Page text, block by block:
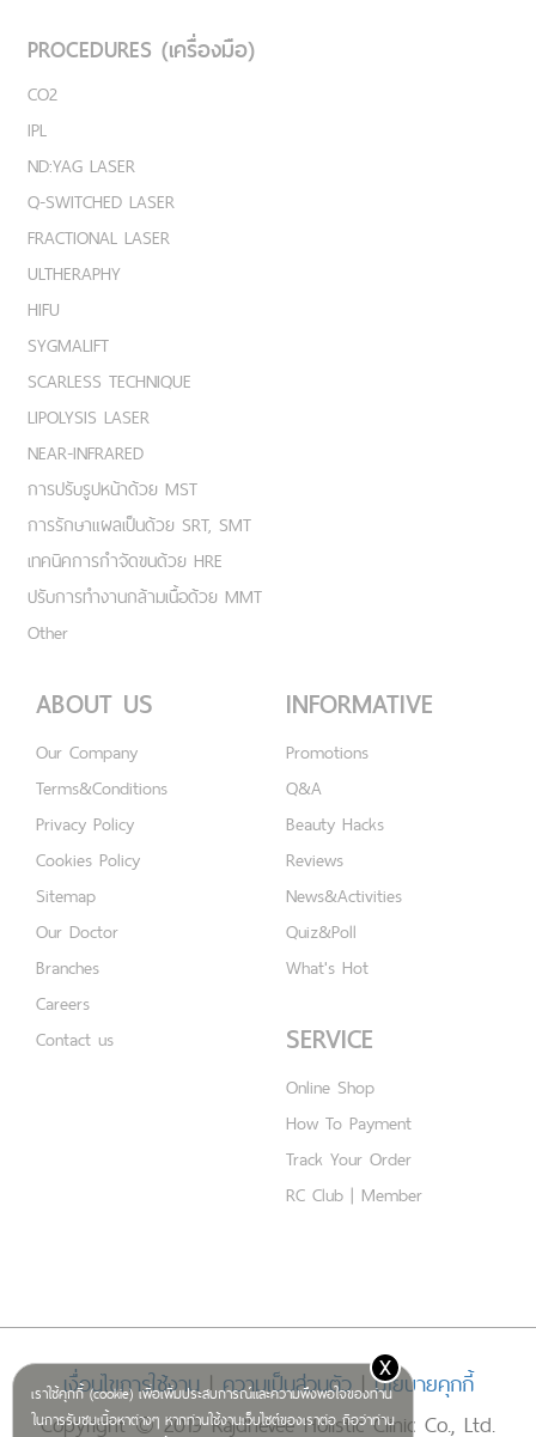
เราใช้คุกกี้ (cookie) เพื่อเพิ่มประสบการณ์และความพึงพอใจของท่าน
ในการรับชมเนื้อหาต่างๆ หากท่านใช้งานเว็บไซต์ของเราต่อ ถือว่าท่าน
x
PROCEDURES (เครื่องมือ)
CO2
IPL
ND:YAG LASER
Q-SWITCHED LASER
FRACTIONAL LASER
ULTHERAPHY
HIFU
SYGMALIFT
SCARLESS TECHNIQUE
LIPOLYSIS LASER
NEAR-INFRARED
การปรับรูปหน้าด้วย MST
การรักษาแผลเป็นด้วย SRT, SMT
เทคนิคการกำจัดขนด้วย HRE
ปรับการทำงานกล้ามเนื้อด้วย MMT
Other
ABOUT US
Our Company
Terms&Conditions
Privacy Policy
Cookies Policy
Sitemap
Our Doctor
Branches
Careers
Contact us
INFORMATIVE
Promotions
Q&A
Beauty Hacks
Reviews
News&Activities
Quiz&Poll
What's Hot
SERVICE
Online Shop
How To Payment
Track Your Order
RC Club | Member
เงื่อนไขการใช้งาน|ความเป็นส่วนตัว|นโยบายคุกกี้
Copyright © 2019 Rajdhevee Holistic Clinic Co., Ltd.